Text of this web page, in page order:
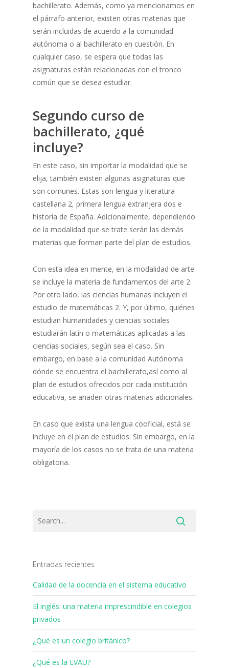
bachillerato. Además, como ya mencionamos en
el párrafo anterior, existen otras materias que
serán incluidas de acuerdo a la comunidad
autónoma o al bachillerato en cuestión. En
cualquier caso, se espera que todas las
asignaturas están relacionadas con el tronco
común que se desea estudiar.
Segundo curso de
bachillerato, ¿qué
incluye?
En este caso, sin importar la modalidad que se
elija, también existen algunas asignaturas que
son comunes. Estas son lengua y literatura
castellana 2, primera lengua extranjera dos e
historia de España. Adicionalmente, dependiendo
de la modalidad que se trate serán las demás
materias que forman parte del plan de estudios.
Con esta idea en mente, en la modalidad de arte
se incluye la materia de fundamentos del arte 2.
Por otro lado, las ciencias humanas incluyen el
estudio de matemáticas 2. Y, por último, quiénes
estudian humanidades y ciencias sociales
estudiarán latín o matemáticas aplicadas a las
ciencias sociales, según sea el caso. Sin
embargo, en base a la comunidad Autónoma
dónde se encuentra el bachillerato,así como al
plan de estudios ofrecidos por cada institución
educativa, se añaden otras materias adicionales.
En caso que exista una lengua cooficial, está se
incluye en el plan de estudios. Sin embargo, en la
mayoría de los casos no se trata de una materia
obligatoria.
Entradas recientes
Calidad de la docencia en el sistema educativo
El inglés: una materia imprescindible en colegios
privados
¿Qué es un colegio británico?
¿Qué es la EVAU?